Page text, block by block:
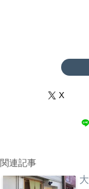
X
関連記事